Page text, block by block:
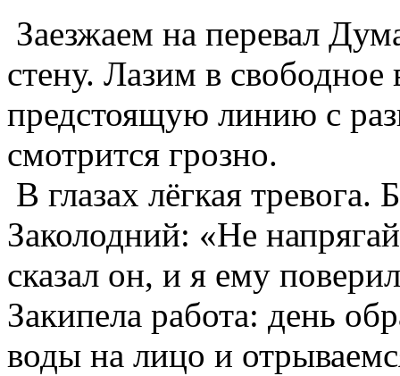
Заезжаем на перевал
стену. Лазим в
предстоящую линию с
смотрится грозно.
В глазах лёгкая
Заколодний: «Не
сказал он, и я ему
Закипела работа: день
воды на лицо и